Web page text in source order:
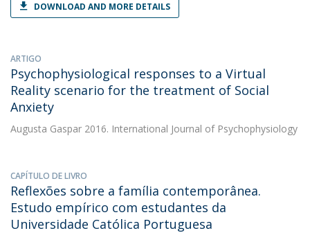
DOWNLOAD AND MORE DETAILS
ARTIGO
Psychophysiological responses to a Virtual
Reality scenario for the treatment of Social
Anxiety
Augusta Gaspar 2016. International Journal of Psychophysiology
CAPÍTULO DE LIVRO
Reflexões sobre a família contemporânea.
Estudo empírico com estudantes da
Universidade Católica Portuguesa